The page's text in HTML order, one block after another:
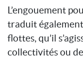
L’engouement
traduit
flottes, qu’il
collectivités ou